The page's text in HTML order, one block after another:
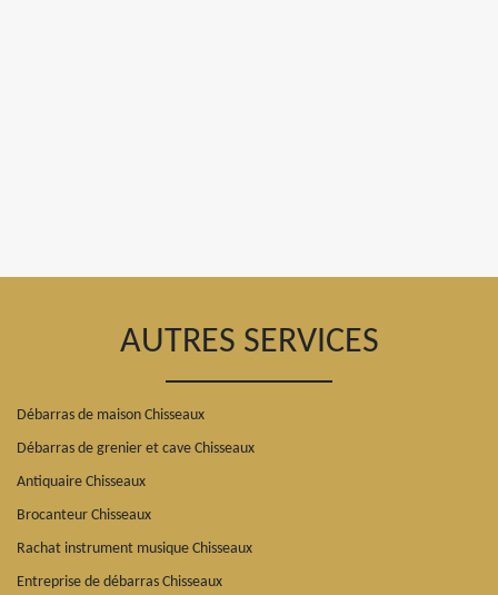
AUTRES SERVICES
Débarras de maison Chisseaux
Débarras de grenier et cave Chisseaux
Antiquaire Chisseaux
Brocanteur Chisseaux
Rachat instrument musique Chisseaux
Entreprise de débarras Chisseaux